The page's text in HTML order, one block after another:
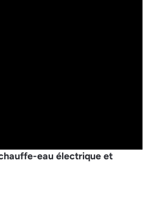
eau électrique et